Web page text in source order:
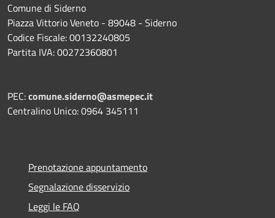
Comune di Siderno
Piazza Vittorio Veneto - 89048 - Siderno
Codice Fiscale: 00132240805
Partita IVA: 00272360801
PEC:comune.siderno@asmepec.it
Centralino Unico: 0964 345111
Prenotazione appuntamento
Segnalazione disservizio
Leggi le FAQ